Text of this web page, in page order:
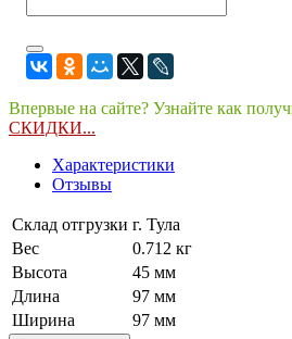
Впервые на сайте? Узнайте как
СКИДКИ...
Характеристики
Отзывы
Склад отгрузки г. Тула
Вес
0.712 кг
Высота
45 мм
Длина
97 мм
Ширина
97 мм